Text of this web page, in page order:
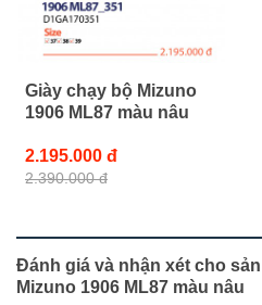
Giày chạy bộ Mizuno
1906 ML87 màu nâu
2.195.000 đ
2.390.000 đ
Đánh giá và nhận xét cho
Mizuno 1906 ML87 màu nâu